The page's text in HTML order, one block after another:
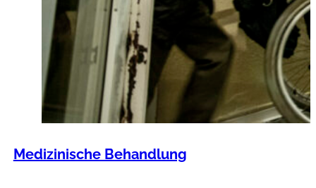
Medizinische Behandlung